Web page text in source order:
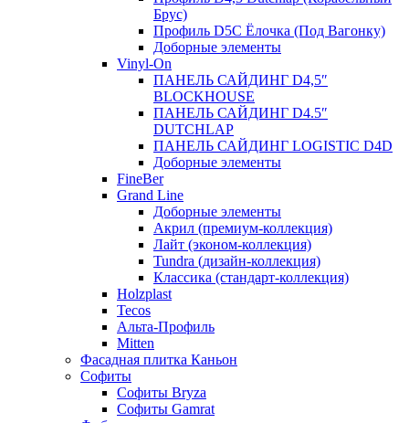
Брус)
Профиль D5C Ёлочка (Под Вагонку)
Доборные элементы
Vinyl-On
ПАНЕЛЬ САЙДИНГ D4,5″
BLOCKHOUSE
ПАНЕЛЬ САЙДИНГ D4.5″
DUTCHLAP
ПАНЕЛЬ САЙДИНГ LOGISTIC D4D
Доборные элементы
FineBer
Grand Line
Доборные элементы
Акрил (премиум-коллекция)
Лайт (эконом-коллекция)
Tundra (дизайн-коллекция)
Классика (стандарт-коллекция)
Holzplast
Tecos
Альта-Профиль
Mitten
Фасадная плитка Каньон
Софиты
Софиты Bryza
Софиты Gamrat